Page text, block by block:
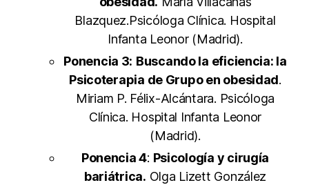
Blazquez.Psicóloga Clínica. Hospital
Infanta Leonor (Madrid).
Ponencia 3: Buscando la eficiencia: la
Psicoterapia de Grupo en obesidad.
Miriam P. Félix-Alcántara. Psicóloga
Clínica. Hospital Infanta Leonor
(Madrid).
Ponencia 4: Psicología y cirugía
bariátrica. Olga Lizett González